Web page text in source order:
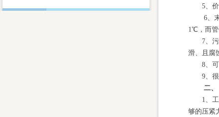
5、
6、
1℃，而管
7、
滑、且腐
8、
9、
二、
1、
够的压紧